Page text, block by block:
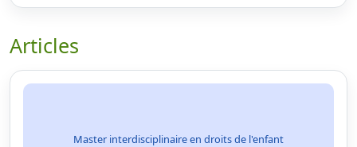
Articles
Master interdisciplinaire en droits de l'enfant